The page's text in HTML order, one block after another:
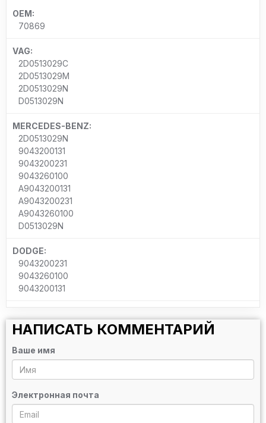
OEM:
70869
VAG:
2D0513029C
2D0513029M
2D0513029N
D0513029N
MERCEDES-BENZ:
2D0513029N
9043200131
9043200231
9043260100
A9043200131
A9043200231
A9043260100
D0513029N
DODGE:
9043200231
9043260100
9043200131
НАПИСАТЬ КОММЕНТАРИЙ
Ваше имя
Электронная почта